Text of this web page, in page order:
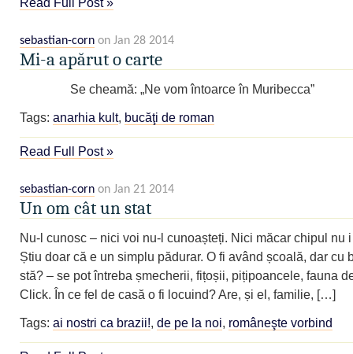
sebastian-corn on Jan 28 2014
Mi-a apărut o carte
Se cheamă: „Ne vom întoarce în Muribecca”
Tags: anarhia kult, bucăţi de roman
Read Full Post »
sebastian-corn on Jan 21 2014
Un om cât un stat
Nu-l cunosc – nici voi nu-l cunoașteți. Nici măcar chipul nu
Știu doar că e un simplu pădurar. O fi având școală, dar cu
stă? – se pot întreba șmecherii, fițoșii, pițipoancele, fauna
Click. În ce fel de casă o fi locuind? Are, și el, familie, […]
Tags: ai nostri ca brazii!, de pe la noi, româneşte vorbind